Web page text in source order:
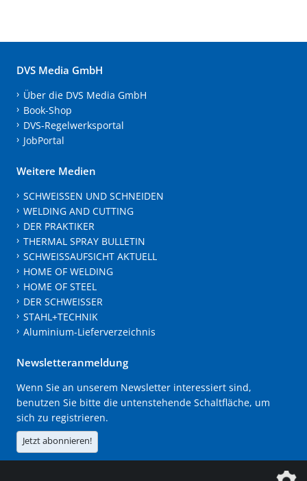
DVS Media GmbH
Über die DVS Media GmbH
Book-Shop
DVS-Regelwerksportal
JobPortal
Weitere Medien
SCHWEISSEN UND SCHNEIDEN
WELDING AND CUTTING
DER PRAKTIKER
THERMAL SPRAY BULLETIN
SCHWEISSAUFSICHT AKTUELL
HOME OF WELDING
HOME OF STEEL
DER SCHWEISSER
STAHL+TECHNIK
Aluminium-Lieferverzeichnis
Newsletteranmeldung
Wenn Sie an unserem Newsletter interessiert sind,
benutzen Sie bitte die untenstehende Schaltfläche, um
sich zu registrieren.
Jetzt abonnieren!